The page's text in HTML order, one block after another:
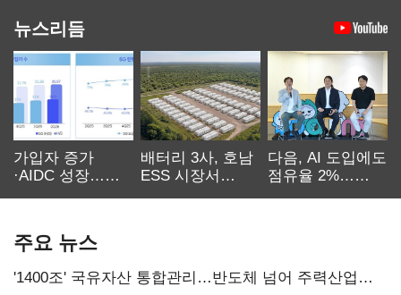
뉴스리듬
가입자 증가
·AIDC 성장…
배터리 3사, 호남
ESS 시장서
다음, AI 도입에도
점유율 2%…
주요 뉴스
'1400조' 국유자산 통합관리…반도체 넘어 주력산업